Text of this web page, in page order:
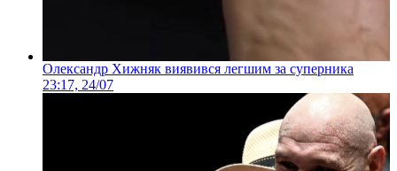
Олександр Хижняк виявився легшим за суперника
23:17, 24/07